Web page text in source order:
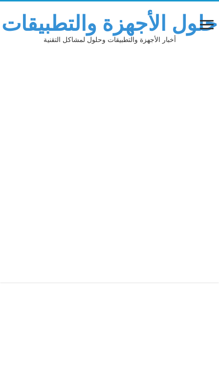
حلول الأجهزة والتطبيقات
أخبار الأجهزة والتطبيقات وحلول لمشاكل التقنية